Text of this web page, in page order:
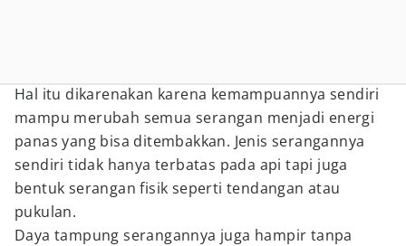
Hal itu dikarenakan karena kemampuannya sendiri
mampu merubah semua serangan menjadi energi
panas yang bisa ditembakkan. Jenis serangannya
sendiri tidak hanya terbatas pada api tapi juga
bentuk serangan fisik seperti tendangan atau
pukulan.
Daya tampung serangannya juga hampir tanpa